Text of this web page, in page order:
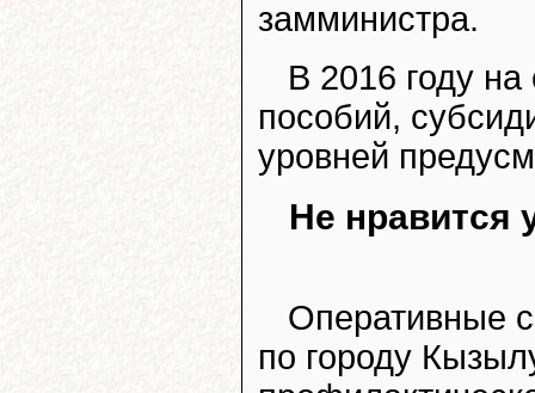
замминистра.
В 2016 году
пособий,
уровней
Не нравится
Оперативные
по городу